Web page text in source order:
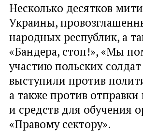
Несколько десятков
Украины,
народных республик, а
«Бандера, стоп!», «Мы
участию польских
выступили против
а также против
и средств для обучения
«Правому сектору».